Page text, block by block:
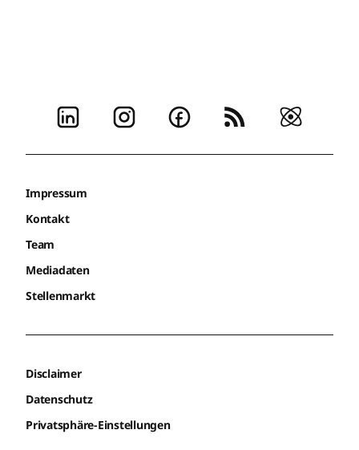
Impressum
Kontakt
Team
Mediadaten
Stellenmarkt
Disclaimer
Datenschutz
Privatsphäre-Einstellungen